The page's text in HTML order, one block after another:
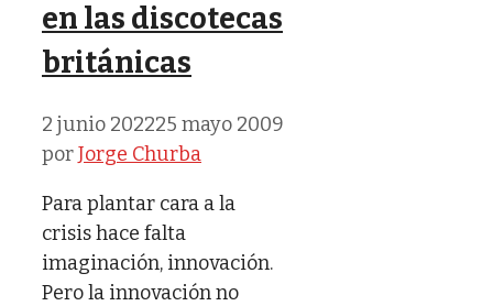
en las discotecas
británicas
2 junio 202225 mayo 2009
porJorge Churba
Para plantar cara a la
crisis hace falta
imaginación, innovación.
Pero la innovación no